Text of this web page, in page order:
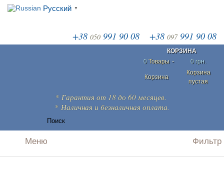
Русский ▼
+38 050 991 90 08 +38 097991 90 08
КОРЗИНА
0Товары - 0 грн.
Корзина
Корзина
пустая
* Гарантияот 18 до 60 месяцев.
* Наличная и безналичная оплата.